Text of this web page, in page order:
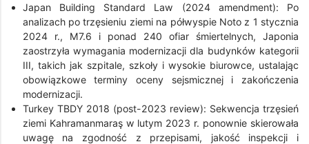
Japan Building Standard Law (2024 amendment): Po
analizach po trzęsieniu ziemi na półwyspie Noto z 1 stycznia
2024 r., M7.6 i ponad 240 ofiar śmiertelnych, Japonia
zaostrzyła wymagania modernizacji dla budynków kategorii
III, takich jak szpitale, szkoły i wysokie biurowce, ustalając
obowiązkowe terminy oceny sejsmicznej i zakończenia
modernizacji.
Turkey TBDY 2018 (post-2023 review): Sekwencja trzęsień
ziemi Kahramanmaraş w lutym 2023 r. ponownie skierowała
uwagę na zgodność z przepisami, jakość inspekcji i